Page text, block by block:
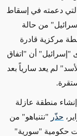
التي دعمته في إسقاط
من حالة
مركزية قادرة
"إسرائيل" أن "اتفاق
1974 مع "حافظ الأسد" لم يعد سارياً بعد
.
منطقة عازلة
حذّر "نتنياهو" من
حكومية "سورية"